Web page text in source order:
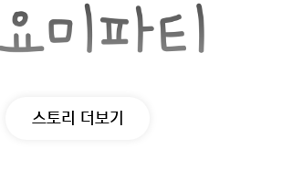
스토리 더보기